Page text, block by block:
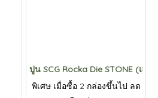
ปูน SCG Rocka Die STONE (แดง)
พิเศษ เมื่อซื้อ 2 กล่องขึ้นไป ลด